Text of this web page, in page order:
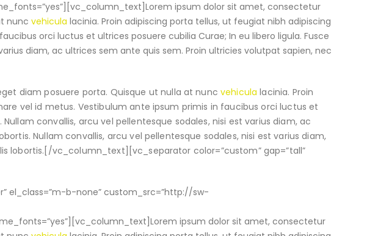
ipsum dolor sit amet, consectetur
nunc vehicula lacinia. Proin adipiscing porta tellus, ut feugiat nibh adipiscing
orci luctus et ultrices posuere cubilia Curae; In eu libero ligula. Fusce
diam, ac ultrices sem ante quis sem. Proin ultricies volutpat sapien, nec
diam posuere porta. Quisque ut nulla at nuncvehicula lacinia. Proin
vel id metus. Vestibulum ante ipsum primis in faucibus orci luctus et
convallis, arcu vel pellentesque sodales, nisi est varius diam, ac
Nullam convallis, arcu vel pellentesque sodales, nisi est varius diam,
lobortis.[/vc_column_text][vc_separator color=”custom” gap=”tall”
el_class=”m-b-none” custom_src=”http://sw-
ipsum dolor sit amet, consectetur